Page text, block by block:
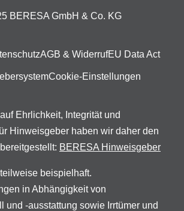
BERESA GmbH & Co. KG
AGB & WiderrufEU Data Act
Cookie-Einstellungen
Ehrlichkeit, Integrität und
Hinweisgeber haben wir daher den
BERESA Hinweisgeber
beispielhaft.
in Abhängigkeit von
und -ausstattung sowie Irrtümer und